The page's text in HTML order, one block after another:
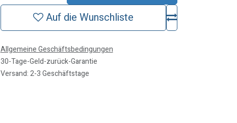
Auf die Wunschliste
Allgemeine Geschäftsbedingungen
30-Tage-Geld-zurück-Garantie
Versand: 2-3 Geschäftstage